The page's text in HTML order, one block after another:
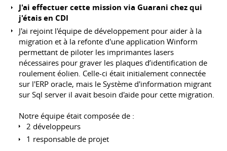
J'ai effectuer cette mission via Guarani chez qui
j'étais en CDI
J'ai rejoint l'équipe de développement pour aider à la
migration et à la refonte d'une application Winform
permettant de piloter les imprimantes lasers
nécessaires pour graver les plaques d’identification de
roulement éolien. Celle-ci était initialement connectée
sur l'ERP oracle, mais le Système d'information migrant
sur Sql server il avait besoin d'aide pour cette migration.
Notre équipe était composée de :
2 développeurs
1 responsable de projet